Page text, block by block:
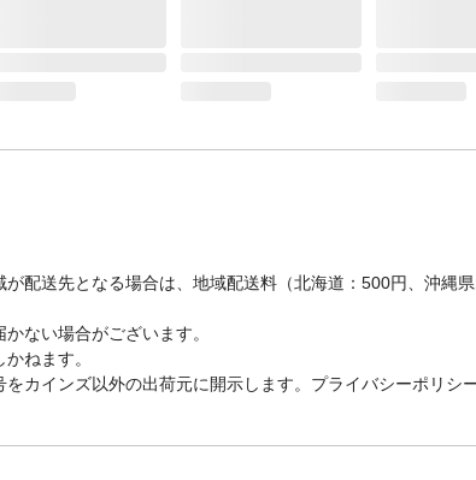
配送先となる場合は、地域配送料（北海道：500円、沖
ない場合がございます。
ねます。
カインズ以外の出荷元に開示します。プライバシーポリシ